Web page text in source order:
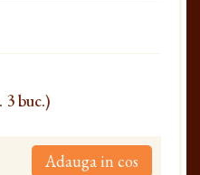
3 buc.)
Adauga in cos